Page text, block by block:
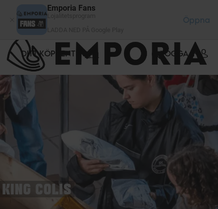
Emporia Fans
Öppna
DITT KÖPCENTER LOGGA IN
KING COLIS
Cookie- hanteringspanel